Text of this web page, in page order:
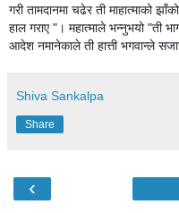
गरी तामदानमा चढेर ती माहात्माको
हाल गराए "। महात्माले भन्नुभयो "ती
आदेश नमानेकाले ती हात्ती भगवान्ले
Shiva Sankalpa
Share
‹